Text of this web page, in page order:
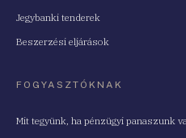
Jegybanki tenderek
Beszerzési eljárások
FOGYASZTÓKNAK
Mit tegyünk, ha pénzügyi panaszunk